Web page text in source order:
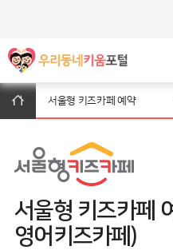
서울형 키즈카페 예약
서울형 키즈카페
영어키즈카페)